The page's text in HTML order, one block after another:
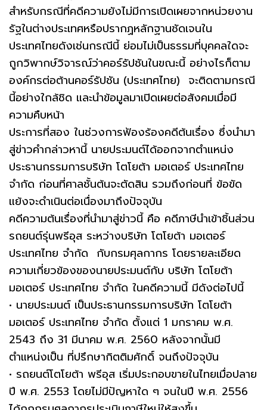
สำหรับกรณีที่คดีความยังไม่มีการเปิดเผยจากหน่วยงาน
รัฐในต่างประเทศหรือปรากฏหลักฐานชัดเจนใน
ประเทศไทยดังเช่นกรณีนี้ ย่อมไม่เป็นธรรมที่บุคคลใดจะ
ถูกวิพากษ์วิจารณ์ว่าคอร์รัปชันในขณะนี้ อย่างไรก็ตาม
องค์กรต่อต้านคอร์รัปชัน (ประเทศไทย) จะติดตามกรณี
นี้อย่างใกล้ชิด และนำข้อมูลมาเปิดเผยต่อสังคมเมื่อมี
ความคืบหน้า
ประการที่สอง ในช่วงการฟ้องร้องคดีต้นเรื่อง ซึ่งนำมา
สู่ข่าวคำกล่าวหานี้ นายประมนต์ได้ออกจากตำแหน่ง
ประธานกรรมการบริษัท โตโยต้า มอเตอร์ ประเทศไทย
จำกัด ก่อนที่ศาลชั้นต้นจะตัดสิน รวมถึงก่อนที่ ข้อขัด
แย้งจะดำเนินต่อเนื่องมาถึงปัจจุบัน
คดีความต้นเรื่องที่นำมาสู่ข่าวนี้ คือ คดีภาษีนำเข้าชิ้นส่วน
รถยนต์รุ่นพรีอุส ระหว่างบริษัท โตโยต้า มอเตอร์
ประเทศไทย จำกัด กับกรมศุลกากร โดยรายละเอียด
ความเกี่ยวข้องของนายประมนต์กับ บริษัท โตโยต้า
มอเตอร์ ประเทศไทย จำกัด ในคดีความนี้ มีดังต่อไปนี้
• นายประมนต์ เป็นประธานกรรมการบริษัท โตโยต้า
มอเตอร์ ประเทศไทย จำกัด ตั้งแต่ 1 มกราคม พ.ศ.
2543 ถึง 31 มีนาคม พ.ศ. 2560 หลังจากนั้นมี
ตำแหน่งเป็น ที่ปรึกษากิตติมศักดิ์ จนถึงปัจจุบัน
• รถยนต์โตโยต้า พรีอุส เริ่มประกอบขายในไทยเมื่อปลาย
ปี พ.ศ. 2553 โดยไม่มีปัญหาใด ๆ จนในปี พ.ศ. 2556